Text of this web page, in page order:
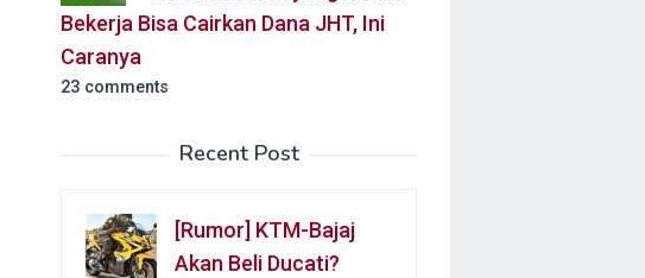
Bekerja Bisa Cairkan Dana JHT, Ini
Caranya
23 comments
Recent Post
[Rumor] KTM-Bajaj
Akan Beli Ducati?